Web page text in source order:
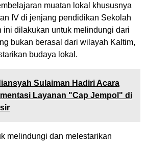
muatan lokal khususnya
IV di jenjang pendidikan Sekolah
ini dilakukan untuk melindungi dari
bukan berasal dari wilayah Kaltim,
budaya lokal.
Sulaiman Hadiri Acara
Layanan "Cap Jempol" di
melindungi dan melestarikan